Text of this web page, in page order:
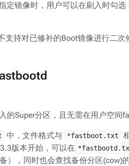
定镜像时，用户可以在刷入时勾选
支持对已修补的Boot镜像进行二
的Super分区，且无需在用户空间
中，文件格式与 *fastboot.txt
版本开始，可以在
备），同时也会查找备份分区